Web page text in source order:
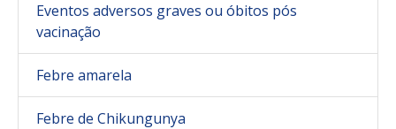
Eventos adversos graves ou óbitos pós
vacinação
Febre amarela
Febre de Chikungunya